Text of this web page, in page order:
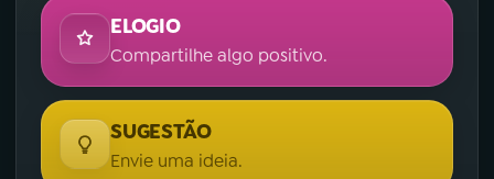
ELOGIO
Compartilhe algo positivo.
SUGESTÃO
Envie uma ideia.